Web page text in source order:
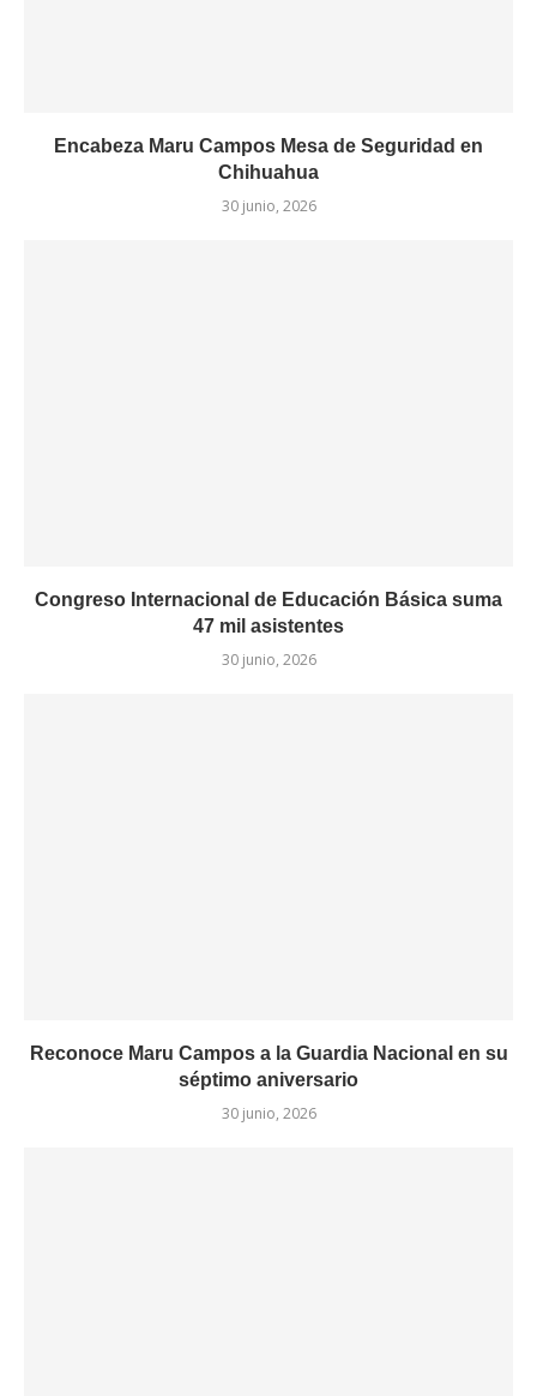
Encabeza Maru Campos Mesa de Seguridad en
Chihuahua
30 junio, 2026
Congreso Internacional de Educación Básica suma
47 mil asistentes
30 junio, 2026
Reconoce Maru Campos a la Guardia Nacional en su
séptimo aniversario
30 junio, 2026